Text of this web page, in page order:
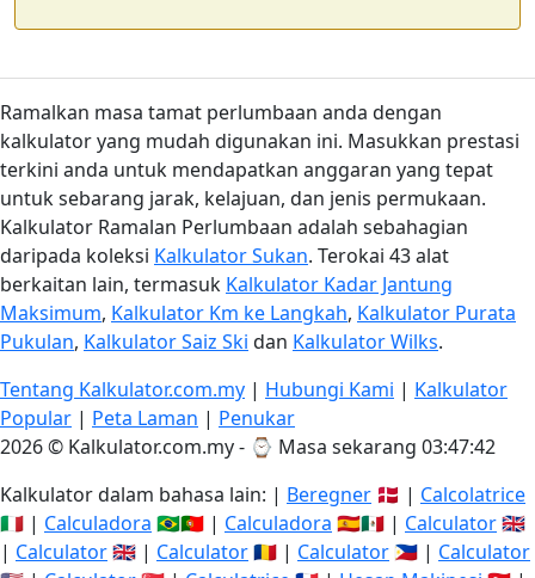
Ramalkan masa tamat perlumbaan anda dengan
kalkulator yang mudah digunakan ini. Masukkan prestasi
terkini anda untuk mendapatkan anggaran yang tepat
untuk sebarang jarak, kelajuan, dan jenis permukaan.
Kalkulator Ramalan Perlumbaan adalah sebahagian
daripada koleksi Kalkulator Sukan. Terokai 43 alat
berkaitan lain, termasuk Kalkulator Kadar Jantung
Maksimum, Kalkulator Km ke Langkah, Kalkulator Purata
Pukulan, Kalkulator Saiz Ski dan Kalkulator Wilks.
Tentang Kalkulator.com.my | Hubungi Kami | Kalkulator
Popular | Peta Laman | Penukar
2026 © Kalkulator.com.my - ⌚ Masa sekarang 03:47:43
Kalkulator dalam bahasa lain: | Beregner 🇩🇰 | Calcolatrice
🇮🇹 | Calculadora 🇧🇷🇵🇹 | Calculadora 🇪🇸🇲🇽 | Calculator🇬🇧
| Calculator🇬🇧 | Calculator🇷🇴 | Calculator 🇵🇭 | Calculator